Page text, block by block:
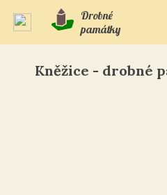
Drobné
památky
Kněžice - drobné